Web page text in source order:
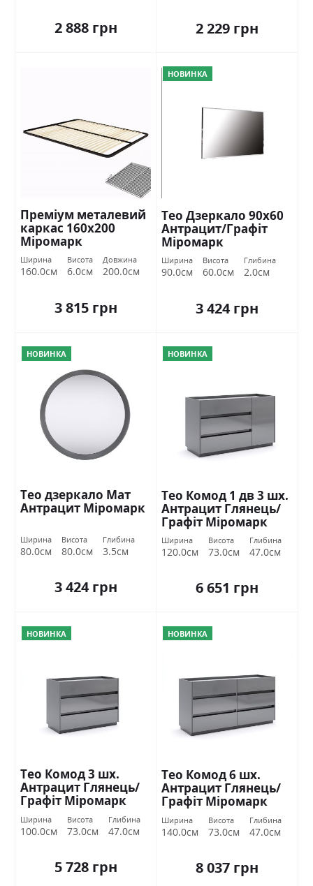
2 888 грн 2 229 грн
Преміум металевий
каркас 160х200
Міромарк
Ширина
160.0см
Висота
6.0см
Довжина
200.0см
3 815 грн
НОВИНКА
Тео Дзеркало 90х60
Антрацит/Графіт
Міромарк
Ширина
90.0см
Висота
60.0см
Глибина
2.0см
3 424 грн
НОВИНКА
Тео дзеркало Мат
Антрацит Міромарк
Ширина
80.0см
Висота
80.0см
Глибина
3.5см
3 424 грн
НОВИНКА
Тео Комод 1 дв 3 шх.
Антрацит Глянець/
Графіт Міромарк
Ширина
120.0см
Висота
73.0см
Глибина
47.0см
6 651 грн
НОВИНКА
Тео Комод 3 шх.
Антрацит Глянець/
Графіт Міромарк
Ширина
100.0см
Висота
73.0см
Глибина
47.0см
5 728 грн
НОВИНКА
Тео Комод 6 шх.
Антрацит Глянець/
Графіт Міромарк
Ширина
140.0см
Висота
73.0см
Глибина
47.0см
8 037 грн